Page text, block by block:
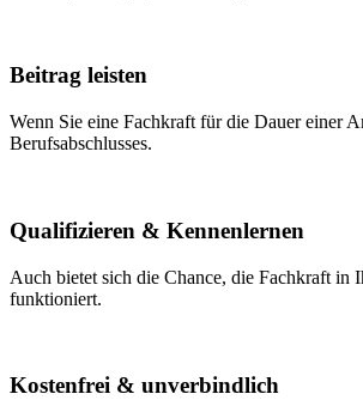
Beitrag leisten
Wenn Sie eine Fachkraft für die Dauer einer
Berufsabschlusses.
Qualifizieren & Kennenlernen
Auch bietet sich die Chance, die Fachkraft in
funktioniert.
Kostenfrei & unverbindlich